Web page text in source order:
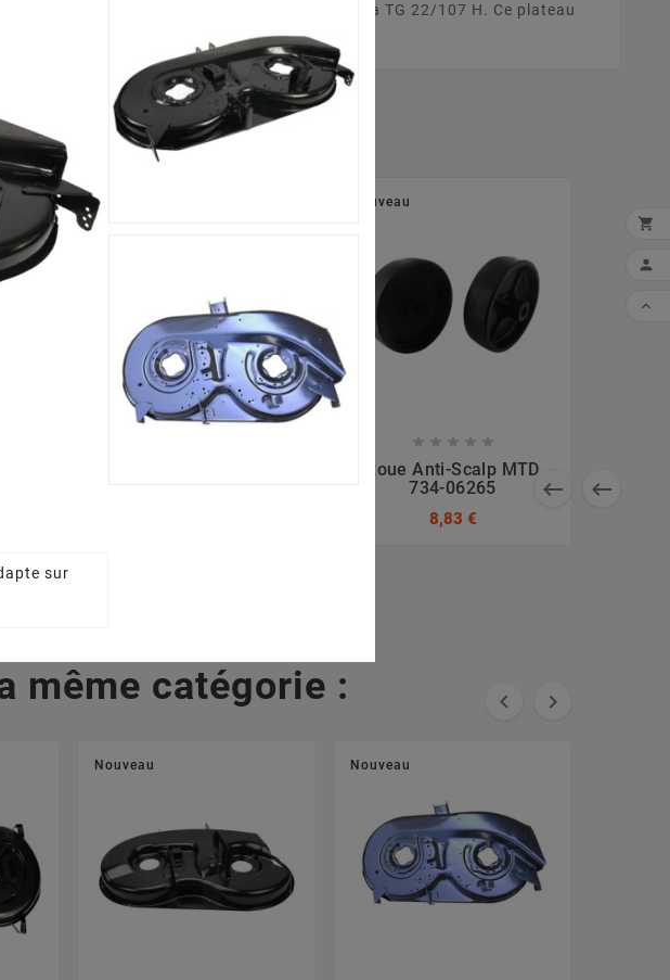
TG 22/107 H.Votre tracteur tondeuse Tigara TG 22/107 H. Ce plateau
 
Nouveau Nouveau
    
Roue Anti-Scalp MTD
734-06265
8,83 €
même catégorie :  
Nouveau Nouveau
sur


